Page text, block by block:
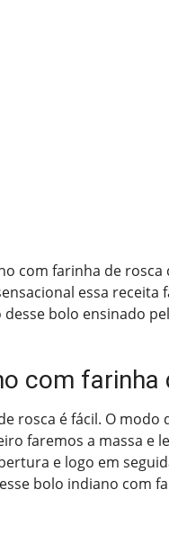
com farinha de
essa receita
bolo ensinado
com farinha
rosca é fácil. O
faremos a massa e
e logo em
bolo indiano com